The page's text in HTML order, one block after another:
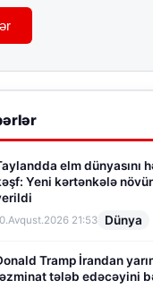
elm dünyasını
Yeni kərtənkələ
21:53 Dünya
Tramp İrandan
tələb edəcəyini